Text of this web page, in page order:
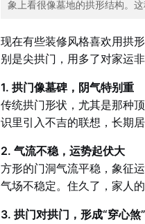
象上看很像墓地的拱形结构。
现在有些装修风格喜欢用拱
别是尖拱门，用多了对家运非
1. 拱门像墓碑，阴气特别重
传统拱门形状，尤其是那种
识里引入不吉的联想，长期
2. 气流不稳，运势起伏大
方形的门洞气流平稳，象征
气场不稳定。住久了，家人
3. 拱门对拱门，形成“穿心煞”